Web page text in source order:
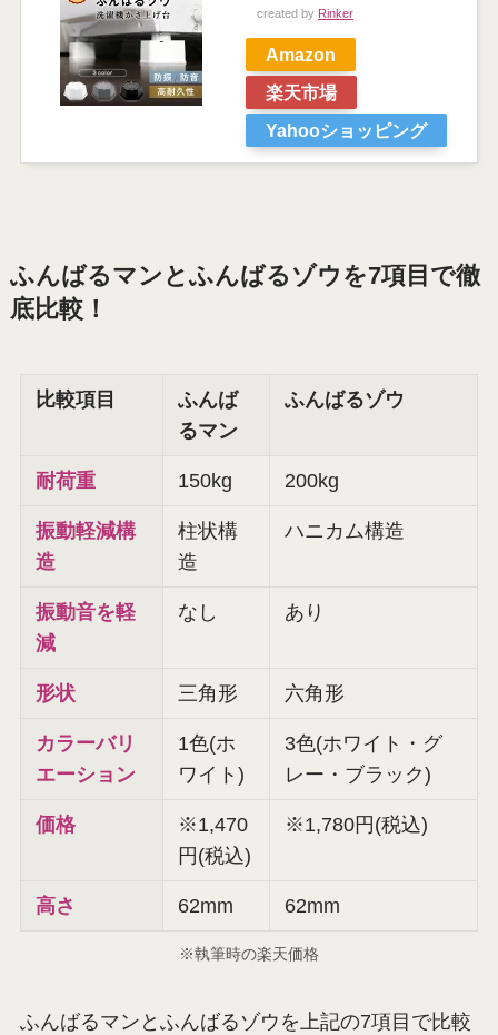
created by Rinker
Amazon
楽天市場
Yahooショッピング
ふんばるマンとふんばるゾウを7項目で徹
底比較！
比較項目
ふんば
るマン
ふんばるゾウ
耐荷重 150kg 200kg
振動軽減構
造
柱状構
造
ハニカム構造
振動音を軽
減
なし あり
形状 三角形 六角形
カラーバリ
エーション
1色(ホ
ワイト)
3色(ホワイト・グ
レー・ブラック)
価格
※1,470
円(税込)
※1,780円(税込)
高さ 62mm 62mm
※執筆時の楽天価格
ふんばるマンとふんばるゾウを上記の7項目で比較